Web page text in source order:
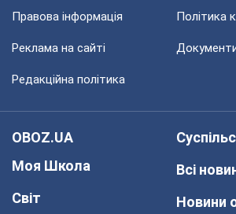
Правова інформація Політика
Реклама на сайті
Редакційна політика
OBOZ.UA
Моя Школа
Світ
Всі
Новини